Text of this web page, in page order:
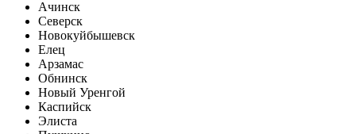
Ачинск
Северск
Новокуйбышевск
Елец
Арзамас
Обнинск
Новый Уренгой
Каспийск
Элиста